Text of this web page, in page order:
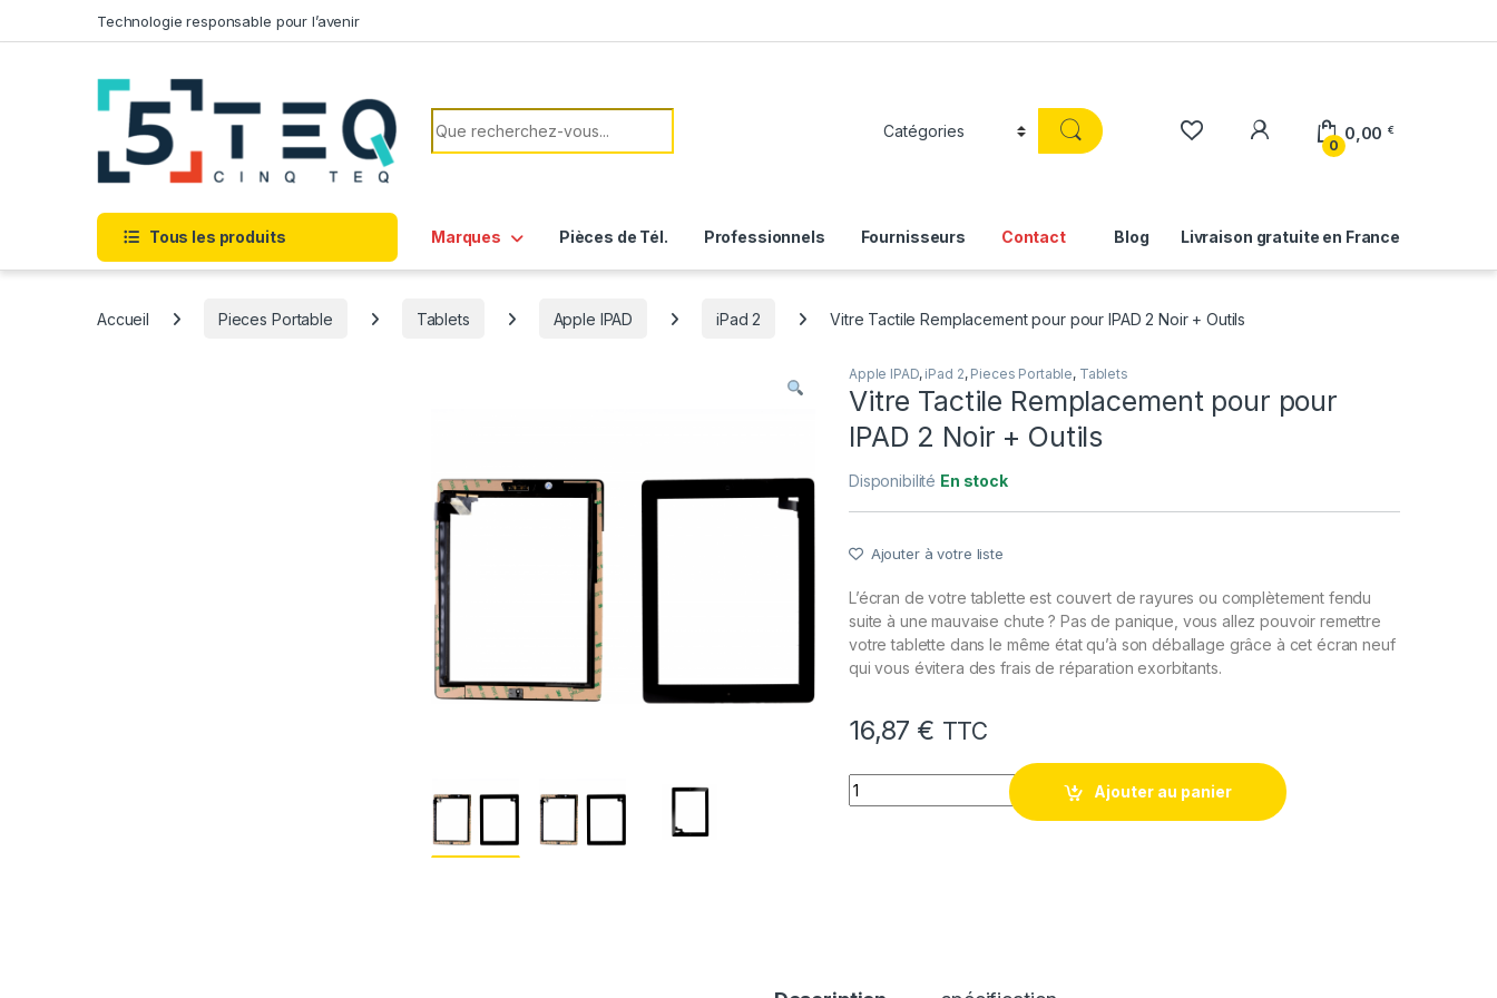
Technologie responsable pour l’avenir
Rechercher:
0
0,00 €
Tous les produits Marques Pièces de Tél. Professionnels Fournisseurs Contact Livraison gratuite en France
Blog
Accueil Pieces Portable Tablets Apple IPAD iPad 2 Vitre Tactile Remplacement pour pour IPAD 2 Noir + Outils
Apple IPAD, iPad 2, Pieces Portable, Tablets
Vitre Tactile Remplacement pour pour
IPAD 2 Noir + Outils
Disponibilité En stock
Ajouter à votre liste
L’écran de votre tablette est couvert de rayures ou complètement fendu
suite à une mauvaise chute ? Pas de panique, vous allez pouvoir remettre
votre tablette dans le même état qu’à son déballage grâce à cet écran neuf
qui vous évitera des frais de réparation exorbitants.
16,87 € TTC
quantité de Vitre Tactile Remplacement pour pour IPAD 2 Noir + Outils
Ajouter au panier